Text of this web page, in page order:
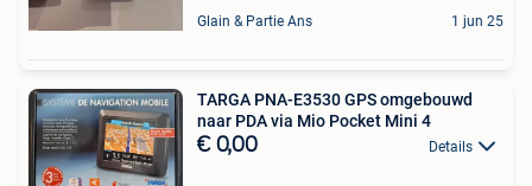
Glain & Partie Ans 1 jun 25
TARGA PNA-E3530 GPS omgebouwd
naar PDA via Mio Pocket Mini 4
€ 0,00 Details